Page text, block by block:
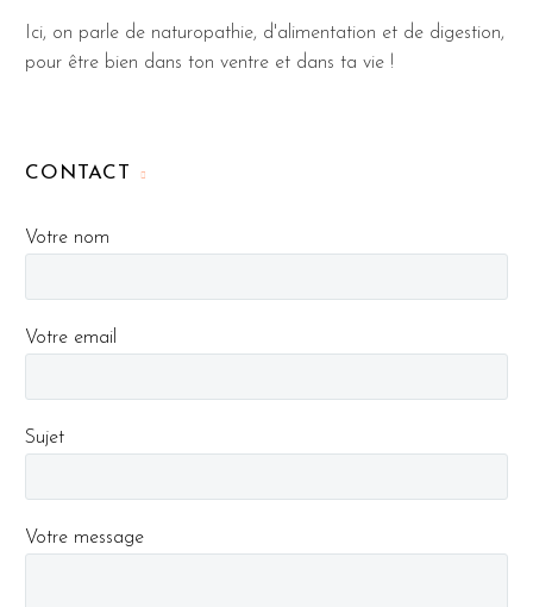
Ici, on parle de naturopathie, d'alimentation et de digestion,
pour être bien dans ton ventre et dans ta vie !
CONTACT
Votre nom
Votre email
Sujet
Votre message